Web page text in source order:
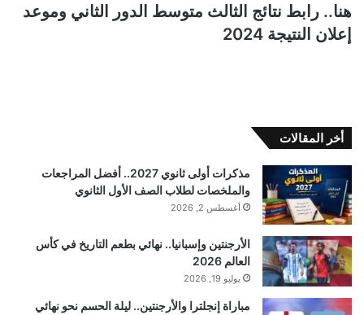
هنا.. رابط نتائج الثالث متوسط الدور الثاني وموعد
إعلان النتيجة 2024
أخر المقالات
مذكرات أولى ثانوي 2027.. أفضل المراجعات
والملخصات لطلاب الصف الأول الثانوي
أغسطس 2, 2026
الأرجنتين وإسبانيا.. نهائي بطعم التاريخ في كأس
العالم 2026
يوليو 19, 2026
مباراة إنجلترا والأرجنتين.. ليلة الحسم نحو نهائي